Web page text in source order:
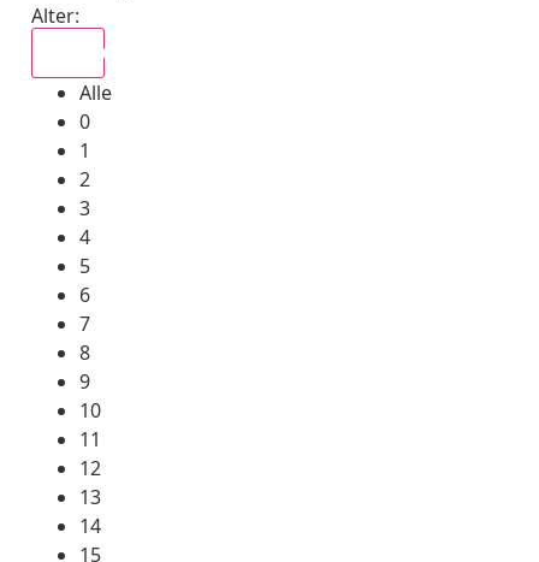
Alter:
Alle
0
1
2
3
4
5
6
7
8
9
10
11
12
13
14
15